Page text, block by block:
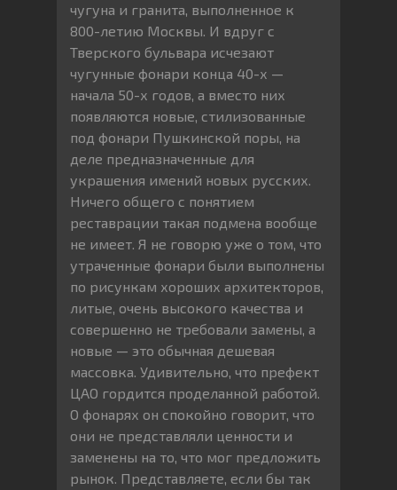
чугуна и гранита, выполненное к
800-летию Москвы. И вдруг с
Тверского бульвара исчезают
чугунные фонари конца 40-х —
начала 50-х годов, а вместо них
появляются новые, стилизованные
под фонари Пушкинской поры, на
деле предназначенные для
украшения имений новых русских.
Ничего общего с понятием
реставрации такая подмена вообще
не имеет. Я не говорю уже о том, что
утраченные фонари были выполнены
по рисункам хороших архитекторов,
литые, очень высокого качества и
совершенно не требовали замены, а
новые — это обычная дешевая
массовка. Удивительно, что префект
ЦАО гордится проделанной работой.
О фонарях он спокойно говорит, что
они не представляли ценности и
заменены на то, что мог предложить
рынок. Представляете, если бы так